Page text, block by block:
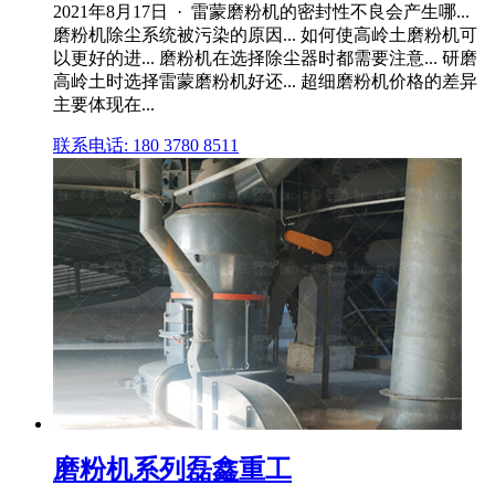
2021年8月17日 · 雷蒙磨粉机的密封性不良会产生哪...
磨粉机除尘系统被污染的原因... 如何使高岭土磨粉机可
以更好的进... 磨粉机在选择除尘器时都需要注意... 研磨
高岭土时选择雷蒙磨粉机好还... 超细磨粉机价格的差异
主要体现在...
联系电话: 180 3780 8511
磨粉机系列磊鑫重工